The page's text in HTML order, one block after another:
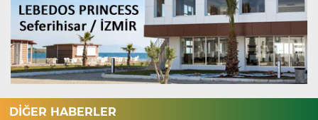
DİĞER HABERLER